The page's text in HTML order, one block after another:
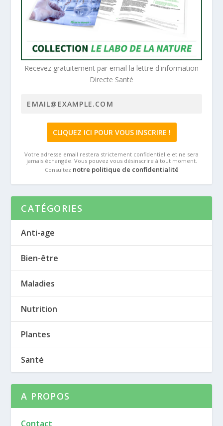
Recevez gratuitement par email la lettre d'information
Directe Santé
Votre adresse email restera strictement confidentielle et ne sera
jamais échangée. Vous pouvez vous désinscrire à tout moment.
Consultez notre politique de confidentialité
CATÉGORIES
Anti-age
Bien-être
Maladies
Nutrition
Plantes
Santé
A PROPOS
Contact